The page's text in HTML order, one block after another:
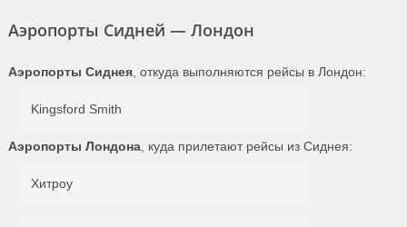
Аэропорты Сидней — Лондон
Аэропорты Сиднея , откуда выполняются рейсы в Лондон:
Kingsford Smith
Аэропорты Лондона , куда прилетают рейсы из Сиднея:
Хитроу